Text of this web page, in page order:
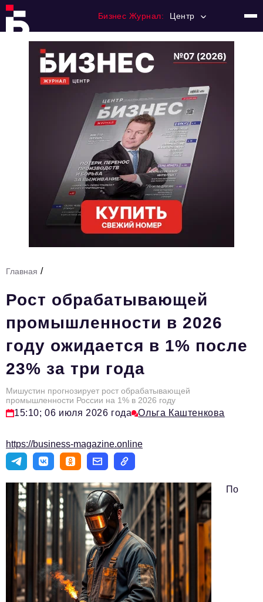
Бизнес Журнал: Центр
Регулирование
Премия "Тульский Бизнес"
История тульского предпринимательства
Тема номера
HR
Персона номера
Инфраструктура развития
Технологии и тренды
Туризм
Мероприятия
Видео
Телефон редакции:+7 495 727-01-67
Электронные почты редакции:
Информационный отдел
info@business-magazine.online
Отдел рекламы
Главная /
Рост обрабатывающей
промышленности в 2026
году ожидается в 1% после
23% за три года
Мишустин прогнозирует рост обрабатывающей
промышленности России на 1% в 2026 году
15:10; 06 июля 2026 года Ольга Каштенкова
https://business-magazine.online
По